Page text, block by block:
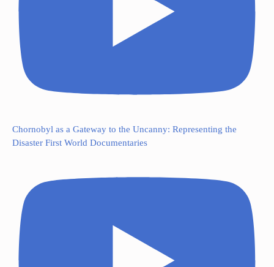
Chornobyl as a Gateway to the Uncanny: Representing the
Disaster First World Documentaries